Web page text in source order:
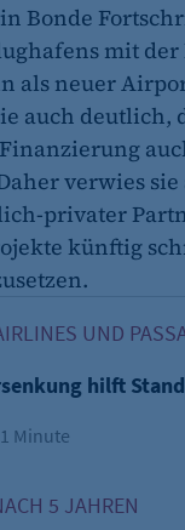
Bonde
mit
als neuer
auch deutlich,
verwies sie
privater
künftig
UND
hilft
Minute
5 JAHREN